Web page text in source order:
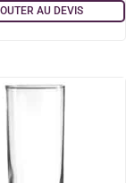
AU DEVIS